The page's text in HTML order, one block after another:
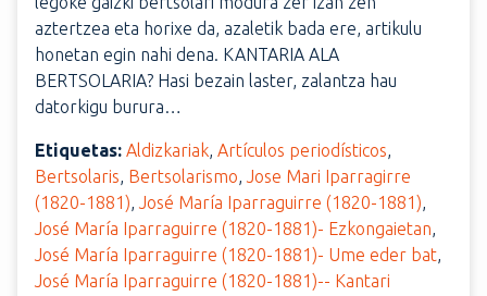
aztertzea eta horixe da, azaletik bada ere, artikulu
honetan egin nahi dena. KANTARIA ALA
BERTSOLARIA? Hasi bezain laster, zalantza hau
datorkigu burura…
Etiquetas: Aldizkariak, Artículos periodísticos,
Bertsolaris, Bertsolarismo, Jose Mari Iparragirre
(1820-1881), José María Iparraguirre (1820-1881),
José María Iparraguirre (1820-1881)- Ezkongaietan,
José María Iparraguirre (1820-1881)- Ume eder bat,
José María Iparraguirre (1820-1881)-- Kantari